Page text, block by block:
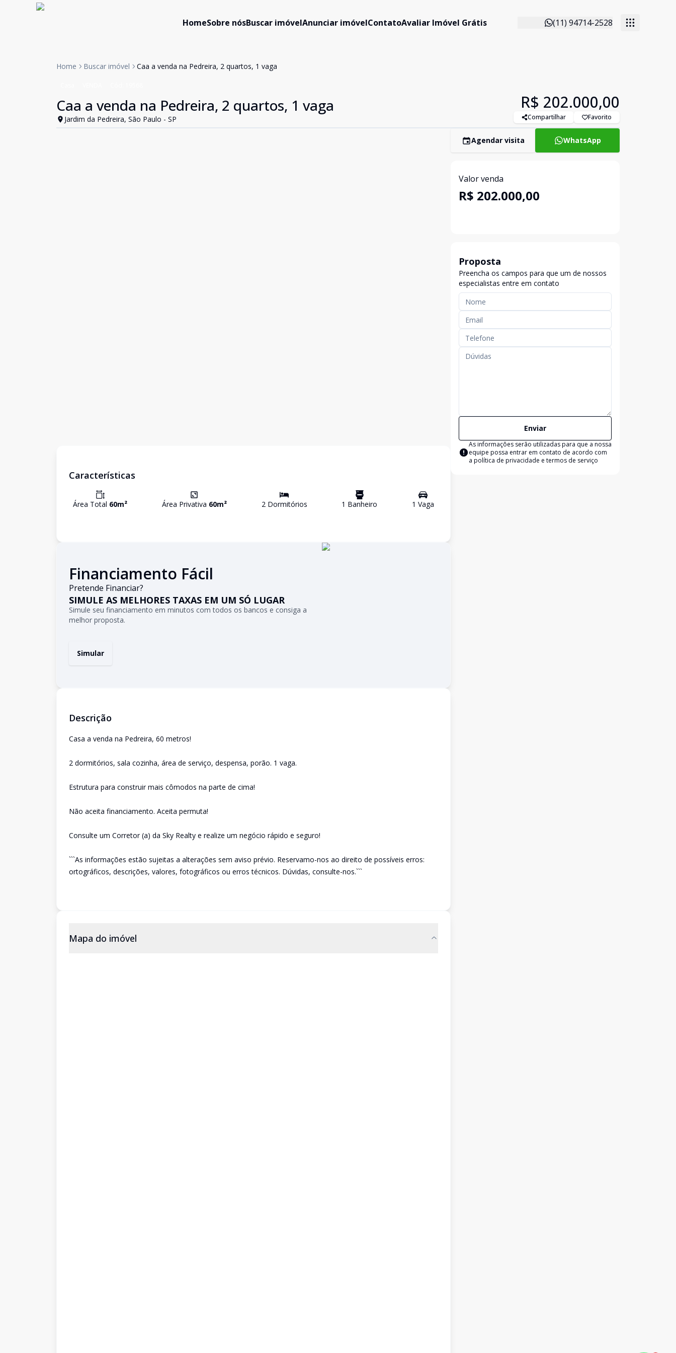
HomeSobre nósBuscar imóvelAnunciar imóvelContatoAvaliar Imóvel Grátis (11) 94714-2528
Home Buscar imóvel Caa a venda na Pedreira, 2 quartos, 1 vaga
Caa a venda na Pedreira, 2 quartos, 1 vaga
Jardim da Pedreira, São Paulo - SP
R$ 202.000,00
Compartilhar Favorito
Características
Área Total 60m² Área Privativa 60m² 2Dormitórios 1 Banheiro 1 Vaga
Financiamento Fácil
Pretende Financiar?
SIMULE AS MELHORES TAXAS EM UM SÓ LUGAR
Simule seu financiamento em minutos com todos os bancos e consiga a
melhor proposta.
Simular
Descrição
Casa a venda na Pedreira, 60 metros!
2 dormitórios, sala cozinha, área de serviço, despensa, porão. 1 vaga.
Estrutura para construir mais cômodos na parte de cima!
Não aceita financiamento. Aceita permuta!
Consulte um Corretor (a) da Sky Realty e realize um negócio rápido e seguro!
```As informações estão sujeitas a alterações sem aviso prévio. Reservamo-nos ao direito de possíveis erros:
ortográficos, descrições, valores, fotográficos ou erros técnicos. Dúvidas, consulte-nos.```
Mapa do imóvel
Agendar visita WhatsApp
Valor venda
R$ 202.000,00
Proposta
Preencha os campos para que um de nossos
especialistas entre em contato
Enviar
As informações serão utilizadas para que a nossa
equipe possa entrar em contato de acordo com
a política de privacidade e termos de serviço